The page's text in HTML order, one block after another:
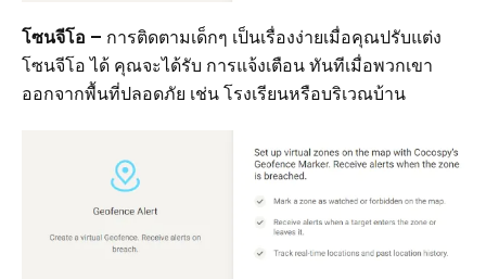
โซนจีโอ – การติดตามเด็กๆ เป็นเรื่องง่ายเมื่อคุณปรับแต่ง
โซนจีโอ ได้ คุณจะได้รับ การแจ้งเตือน ทันทีเมื่อพวกเขา
ออกจากพื้นที่ปลอดภัย เช่น โรงเรียนหรือบริเวณบ้าน